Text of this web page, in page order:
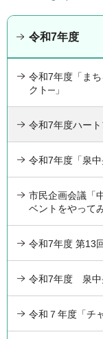
令和7年度
令和7年度「ま
クト─」
令和7年度ハー
令和7年度「泉中
市民企画会議「
ベントをやって
令和7年度 第13
令和7年度 泉中
令和７年度「チ